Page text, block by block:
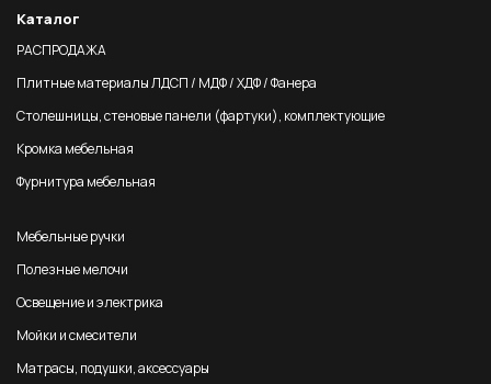
Каталог
РАСПРОДАЖА
Плитные материалы ЛДСП / МДФ / ХДФ / Фанера
Столешницы, стеновые панели (фартуки), комплектующие
Кромка мебельная
Фурнитура мебельная
Мебельные ручки
Полезные мелочи
Освещение и электрика
Мойки и смесители
Матрасы, подушки, аксессуары